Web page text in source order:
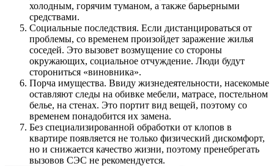
холодным, горячим туманом, а также барьерными
средствами.
Социальные последствия. Если дистанцироваться от
проблемы, со временем произойдет заражение жилья
соседей. Это вызовет возмущение со стороны
окружающих, социальное отчуждение. Люди будут
сторониться «виновника».
Порча имущества. Ввиду жизнедеятельности, насекомые
оставляют следы на обивке мебели, матрасе, постельном
белье, на стенах. Это портит вид вещей, поэтому со
временем понадобится их замена.
Без специализированной обработки от клопов в
квартире появляется не только физический дискомфорт,
но и снижается качество жизни, поэтому пренебрегать
вызовов СЭС не рекомендуется.